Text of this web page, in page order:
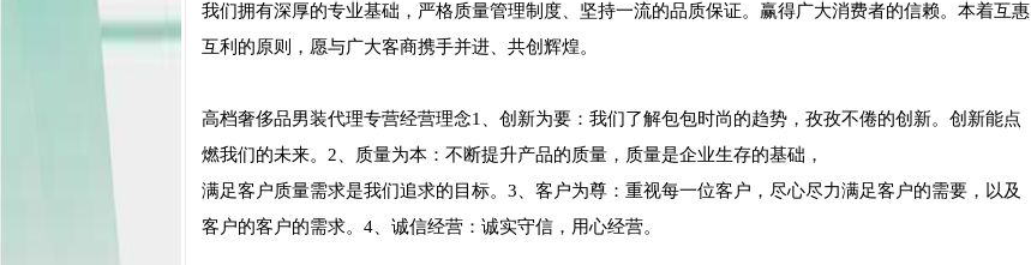
我们拥有深厚的专业基础，严格质量管理制度、坚持一流的品质保证。赢得广大消费者的信赖。本着互惠
互利的原则，愿与广大客商携手并进、共创辉煌。
高档奢侈品男装代理专营经营理念1、创新为要：我们了解包包时尚的趋势，孜孜不倦的创新。创新能点
燃我们的未来。2、质量为本：不断提升产品的质量，质量是企业生存的基础，
满足客户质量需求是我们追求的目标。3、客户为尊：重视每一位客户，尽心尽力满足客户的需要，以及
客户的客户的需求。4、诚信经营：诚实守信，用心经营。